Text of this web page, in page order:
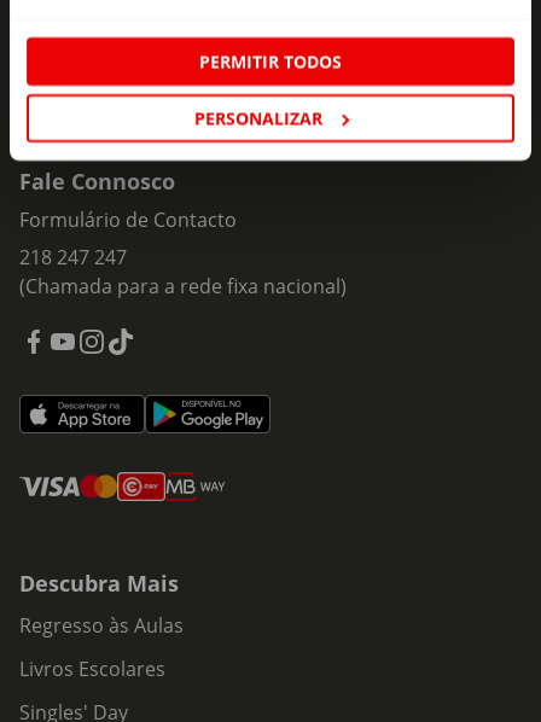
PERMITIR TODOS
PERSONALIZAR
Fale Connosco
Formulário de Contacto
218 247 247
(Chamada para a rede fixa nacional)
Descubra Mais
Regresso às Aulas
Livros Escolares
Singles' Day